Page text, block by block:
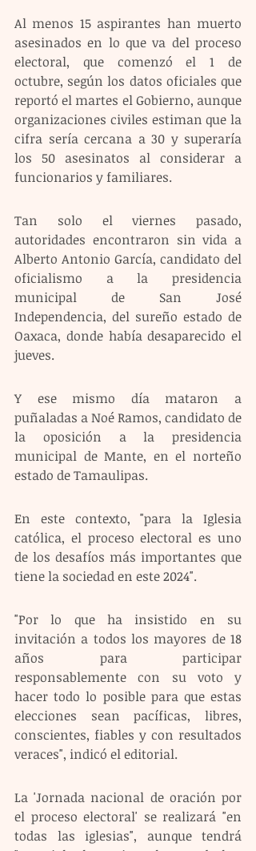
Al menos 15 aspirantes han muerto
asesinados en lo que va del proceso
electoral, que comenzó el 1 de
octubre, según los datos oficiales que
reportó el martes el Gobierno, aunque
organizaciones civiles estiman que la
cifra sería cercana a 30 y superaría
los 50 asesinatos al considerar a
funcionarios y familiares.
Tan solo el viernes pasado,
autoridades encontraron sin vida a
Alberto Antonio García, candidato del
oficialismo a la presidencia
municipal de San José
Independencia, del sureño estado de
Oaxaca, donde había desaparecido el
jueves.
Y ese mismo día mataron a
puñaladas a Noé Ramos, candidato de
la oposición a la presidencia
municipal de Mante, en el norteño
estado de Tamaulipas.
En este contexto, "para la Iglesia
católica, el proceso electoral es uno
de los desafíos más importantes que
tiene la sociedad en este 2024".
"Por lo que ha insistido en su
invitación a todos los mayores de 18
años para participar
responsablemente con su voto y
hacer todo lo posible para que estas
elecciones sean pacíficas, libres,
conscientes, fiables y con resultados
veraces", indicó el editorial.
La 'Jornada nacional de oración por
el proceso electoral' se realizará "en
todas las iglesias", aunque tendrá